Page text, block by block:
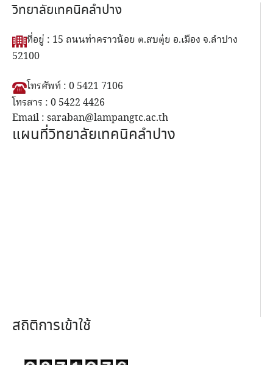
วิทยาลัยเทคนิคลำปาง
ที่อยู่ : 15 ถนนท่าคราวน้อย ต.สบตุ๋ย อ.เมือง จ.ลำปาง
52100
โทรศัพท์ : 0 5421 7106
โทรสาร : 0 5422 4426
Email : saraban@lampangtc.ac.th
แผนที่วิทยาลัยเทคนิคลำปาง
สถิติการเข้าใช้